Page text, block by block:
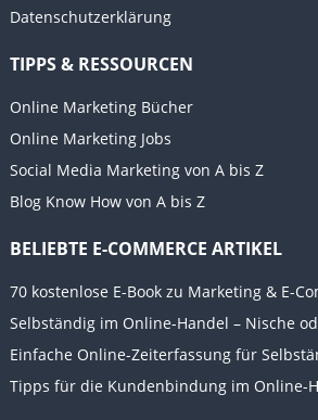
Datenschutzerklärung
TIPPS & RESSOURCEN
Online Marketing Bücher
Online Marketing Jobs
Social Media Marketing von A bis Z
Blog Know How von A bis Z
BELIEBTE E-COMMERCE ARTIKEL
70 kostenlose E-Book zu Marketing & E-
Selbständig im Online-Handel – Nische
Einfache Online-Zeiterfassung für
Tipps für die Kundenbindung im Online-